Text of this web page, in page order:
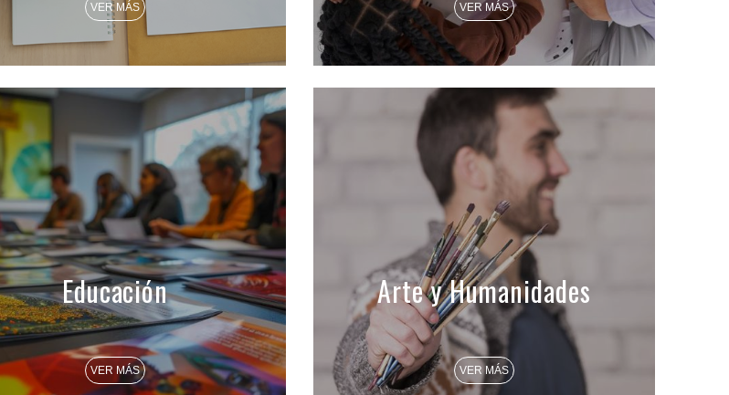
VER MÁS VER MÁS
Educación
VER MÁS
Arte y Humanidades
VER MÁS